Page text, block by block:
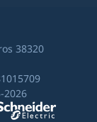
38320
2026